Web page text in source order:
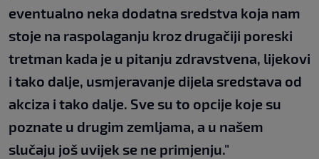
eventualno neka dodatna sredstva koja nam
stoje na raspolaganju kroz drugačiji poreski
tretman kada je u pitanju zdravstvena, lijekovi
i tako dalje, usmjeravanje dijela sredstava od
akciza i tako dalje. Sve su to opcije koje su
poznate u drugim zemljama, a u našem
slučaju još uvijek se ne primjenju."